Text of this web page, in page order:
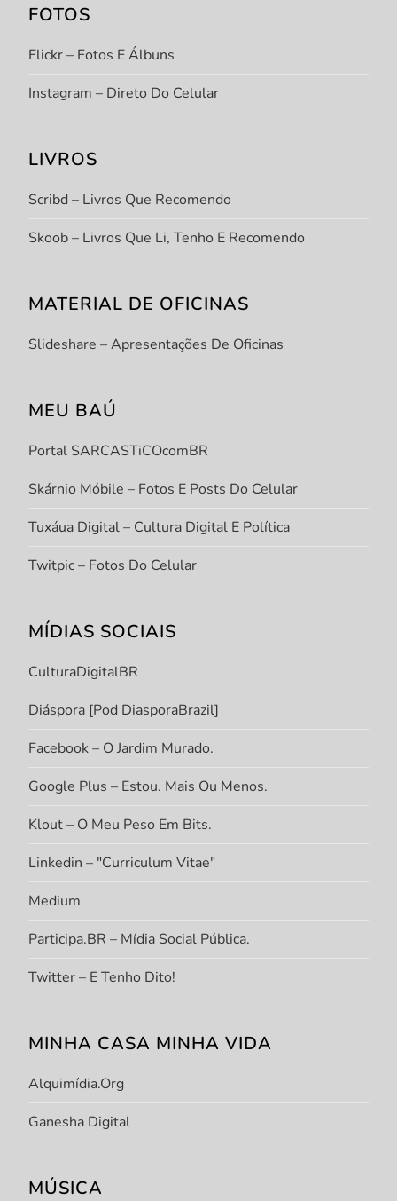
FOTOS
Flickr – Fotos E Álbuns
Instagram – Direto Do Celular
LIVROS
Scribd – Livros Que Recomendo
Skoob – Livros Que Li, Tenho E Recomendo
MATERIAL DE OFICINAS
Slideshare – Apresentações De Oficinas
MEU BAÚ
Portal SARCASTiCOcomBR
Skárnio Móbile – Fotos E Posts Do Celular
Tuxáua Digital – Cultura Digital E Política
Twitpic – Fotos Do Celular
MÍDIAS SOCIAIS
CulturaDigitalBR
Diáspora [Pod DiasporaBrazil]
Facebook – O Jardim Murado.
Google Plus – Estou. Mais Ou Menos.
Klout – O Meu Peso Em Bits.
Linkedin – "Curriculum Vitae"
Medium
Participa.BR – Mídia Social Pública.
Twitter – E Tenho Dito!
MINHA CASA MINHA VIDA
Alquimídia.org
Ganesha Digital
MÚSICA